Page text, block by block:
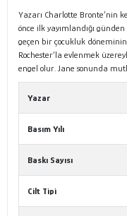
Yazarı Charlotte Bronte’nin
önce ilk yayımlandığı
geçen bir çocukluk
Rochester’la evlenmek
engel olur. Jane sonunda
Yazar
Basım Yılı
Baskı Sayısı
Cilt Tipi